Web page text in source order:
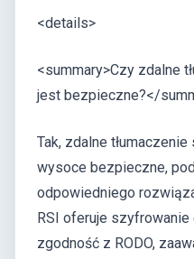
<details>
<summary>Czy zdalne
jest bezpieczne?</
Tak, zdalne
wysoce bezpieczne,
odpowiedniego
RSI oferuje szyfrowanie
zgodność z RODO,